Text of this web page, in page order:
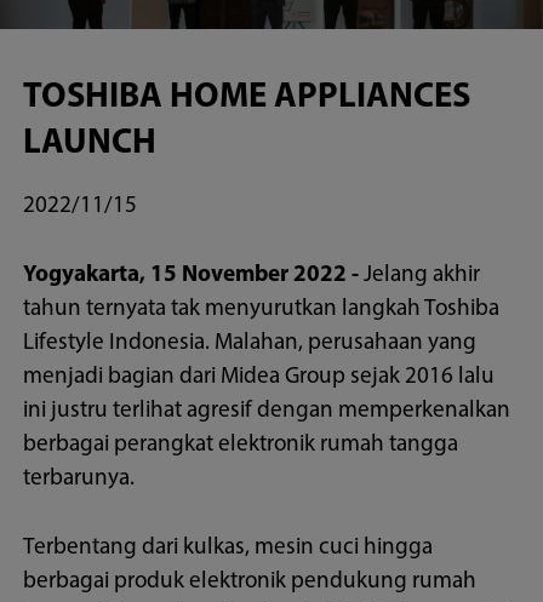
Tangga
TOSHIBA HOME APPLIANCES
LAUNCH
2022/11/15
Yogyakarta, 15 November 2022 - Jelang akhir
tahun ternyata tak menyurutkan langkah Toshiba
Lifestyle Indonesia. Malahan, perusahaan yang
menjadi bagian dari Midea Group sejak 2016 lalu
ini justru terlihat agresif dengan memperkenalkan
berbagai perangkat elektronik rumah tangga
terbarunya.
Terbentang dari kulkas, mesin cuci hingga
berbagai produk elektronik pendukung rumah